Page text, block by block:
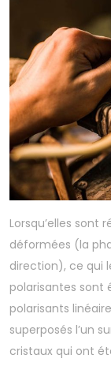
Lorsqu’elles sont
déformées (la
direction), ce qui
polarisantes sont
polarisants
superposés l’un
cristaux qui ont